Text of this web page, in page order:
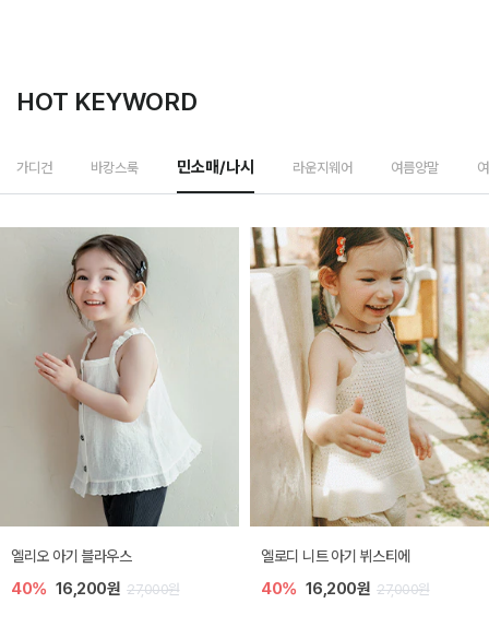
HOT KEYWORD
가디건 바캉스룩 민소매/나시 라운지웨어 여름양말
미렐 아기 라운지웨어
30% 22,400원 32,000원
[SIZE ~6Y] 로미나 라운지 셋업
30% 20,300원 29,000원